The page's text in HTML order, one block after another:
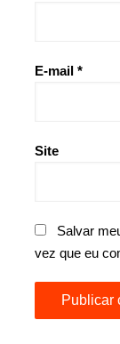
E-mail *
Site
Salvar
vez que eu